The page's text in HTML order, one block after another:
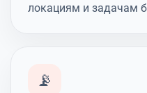
локациям и задачам
📡